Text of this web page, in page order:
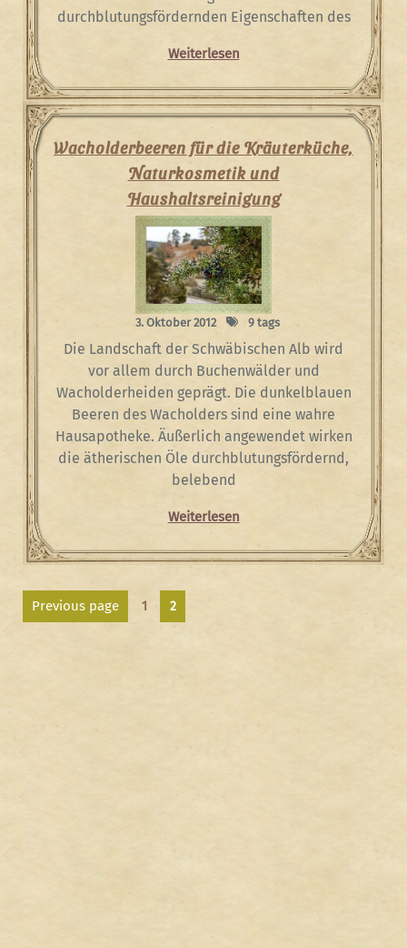
durchblutungsfördernden Eigenschaften des
Weiterlesen
Wacholderbeeren für die Kräuterküche,
Naturkosmetik und
Haushaltsreinigung
3. Oktober 2012 9 tags
Die Landschaft der Schwäbischen Alb wird
vor allem durch Buchenwälder und
Wacholderheiden geprägt. Die dunkelblauen
Beeren des Wacholders sind eine wahre
Hausapotheke. Äußerlich angewendet wirken
die ätherischen Öle durchblutungsfördernd,
belebend
Weiterlesen
Seitennummerierung
der
Previous page Page
1 Page
2